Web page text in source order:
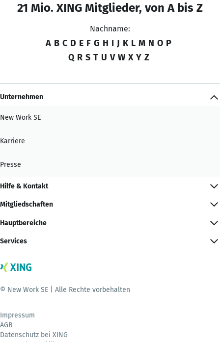
21 Mio. XING Mitglieder, von A bis Z
Nachname:
A B C D E F G H I J K L M N O P
Q R S T U V W X Y Z
Unternehmen
New Work SE
Karriere
Presse
Hilfe & Kontakt
Mitgliedschaften
Hauptbereiche
Services
© New Work SE | Alle Rechte vorbehalten
Impressum
AGB
Datenschutz bei XING